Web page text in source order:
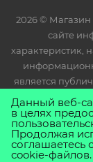
2026 ©
сайте
характеристик,
является
Данный веб-
в целях
Продолжая
соглашаетесь
cookie-